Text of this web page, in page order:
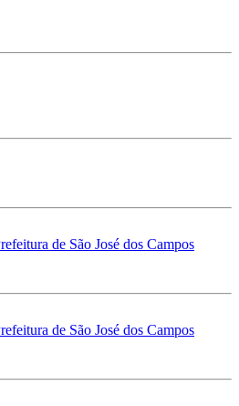
de São José dos Campos
de São José dos Campos